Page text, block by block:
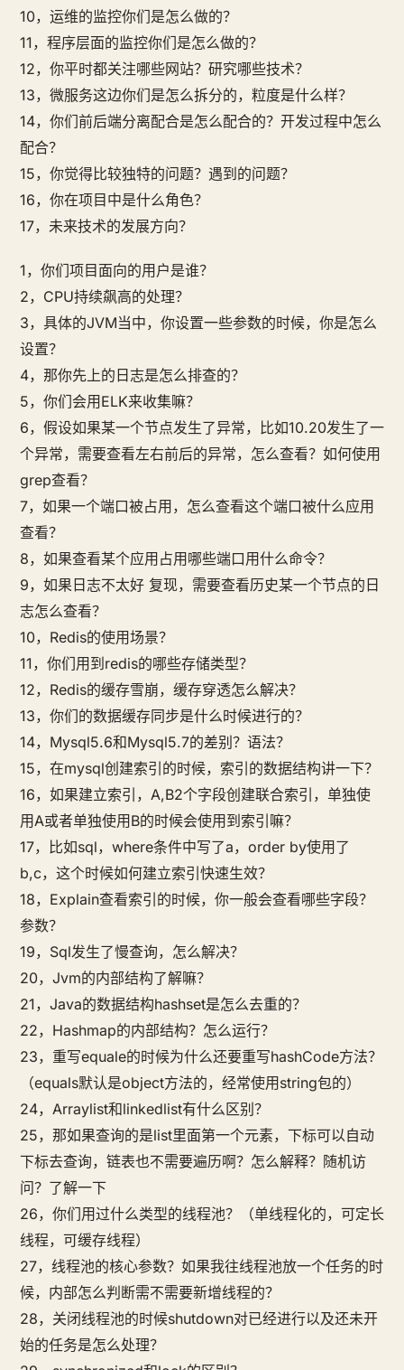
10，运维的监控你们是怎么做的？
11，程序层面的监控你们是怎么做的？
12，你平时都关注哪些网站？研究哪些技术？
13，微服务这边你们是怎么拆分的，粒度是什么样？
14，你们前后端分离配合是怎么配合的？开发过程中怎么
配合？
15，你觉得比较独特的问题？遇到的问题？
16，你在项目中是什么角色？
17，未来技术的发展方向？
1，你们项目面向的用户是谁？
2，CPU持续飙高的处理？
3，具体的JVM当中，你设置一些参数的时候，你是怎么
设置？
4，那你先上的日志是怎么排查的？
5，你们会用ELK来收集嘛？
6，假设如果某一个节点发生了异常，比如10.20发生了一
个异常，需要查看左右前后的异常，怎么查看？如何使用
grep查看？
7，如果一个端口被占用，怎么查看这个端口被什么应用
查看？
8，如果查看某个应用占用哪些端口用什么命令？
9，如果日志不太好 复现，需要查看历史某一个节点的日
志怎么查看？
10，Redis的使用场景？
11，你们用到redis的哪些存储类型？
12，Redis的缓存雪崩，缓存穿透怎么解决？
13，你们的数据缓存同步是什么时候进行的？
14，Mysql5.6和Mysql5.7的差别？语法？
15，在mysql创建索引的时候，索引的数据结构讲一下？
16，如果建立索引，A,B2个字段创建联合索引，单独使
用A或者单独使用B的时候会使用到索引嘛？
17，比如sql，where条件中写了a，order by使用了
b,c，这个时候如何建立索引快速生效？
18，Explain查看索引的时候，你一般会查看哪些字段？
参数？
19，Sql发生了慢查询，怎么解决？
20，Jvm的内部结构了解嘛？
21，Java的数据结构hashset是怎么去重的？
22，Hashmap的内部结构？怎么运行？
23，重写equale的时候为什么还要重写hashCode方法？
（equals默认是object方法的，经常使用string包的）
24，Arraylist和linkedlist有什么区别？
25，那如果查询的是list里面第一个元素，下标可以自动
下标去查询，链表也不需要遍历啊？怎么解释？随机访
问？了解一下
26，你们用过什么类型的线程池？（单线程化的，可定长
线程，可缓存线程）
27，线程池的核心参数？如果我往线程池放一个任务的时
候，内部怎么判断需不需要新增线程的？
28，关闭线程池的时候shutdown对已经进行以及还未开
始的任务是怎么处理？